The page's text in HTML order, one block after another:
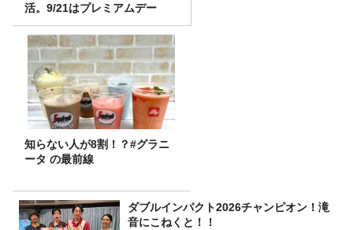
活。9/21はプレミアムデー
知らない人が8割！？#グラニ
ータ の最前線
ダブルインパクト2026チャンピオン！滝
音にこねくと！！